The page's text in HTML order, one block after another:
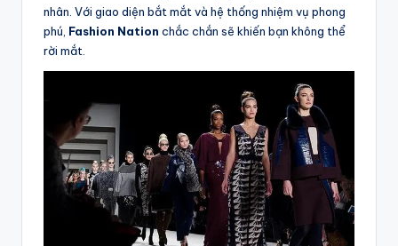
nhân. Với giao diện bắt mắt và hệ thống nhiệm vụ phong
phú, Fashion Nation chắc chắn sẽ khiến bạn không thể
rời mắt.